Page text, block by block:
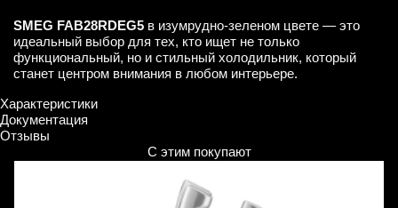
SMEG FAB28RDEG5 в изумрудно-зеленом цвете — это
идеальный выбор для тех, кто ищет не только
функциональный, но и стильный холодильник, который
станет центром внимания в любом интерьере.
Характеристики
Документация
Отзывы
С этим покупают